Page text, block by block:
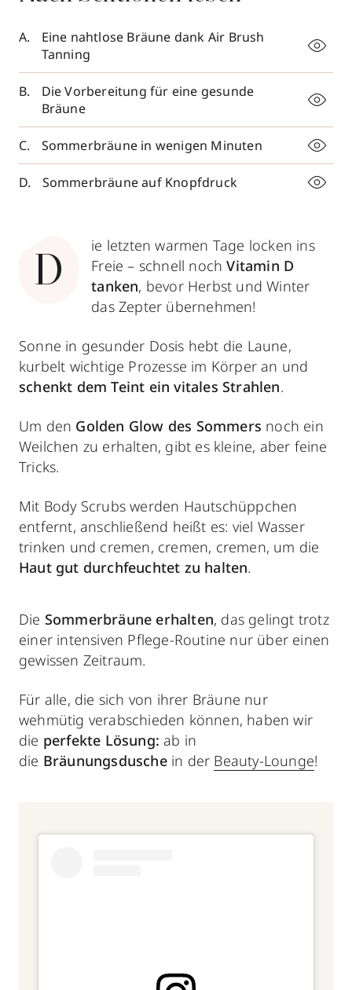
Eine nahtlose Bräune dank Air Brush
Tanning
Die Vorbereitung für eine gesunde
Bräune
Sommerbräune in wenigen Minuten
Sommerbräune auf Knopfdruck
D
ie letzten warmen Tage locken ins
Freie – schnell nochVitamin D
tanken, bevor Herbst und Winter
das Zepter übernehmen!
Sonne in gesunder Dosis hebt die Laune,
kurbelt wichtige Prozesse im Körper an und
schenkt dem Teint ein vitales Strahlen.
Um den Golden Glow des Sommers noch ein
Weilchen zu erhalten, gibt es kleine, aber feine
Tricks.
Mit Body Scrubs werden Hautschüppchen
entfernt, anschließend heißt es: viel Wasser
trinken und cremen, cremen, cremen, um die
Haut gut durchfeuchtet zu halten.
Die Sommerbräune erhalten, das gelingt trotz
einer intensiven Pflege-Routine nur über einen
gewissen Zeitraum.
Für alle, die sich von ihrer Bräune nur
wehmütig verabschieden können, haben wir
die perfekte Lösung: ab in
die Bräunungsduschein der Beauty-Lounge!